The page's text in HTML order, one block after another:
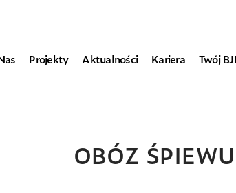
Projekty Aktualności Kariera Twój
OBÓZ ŚPIEWU